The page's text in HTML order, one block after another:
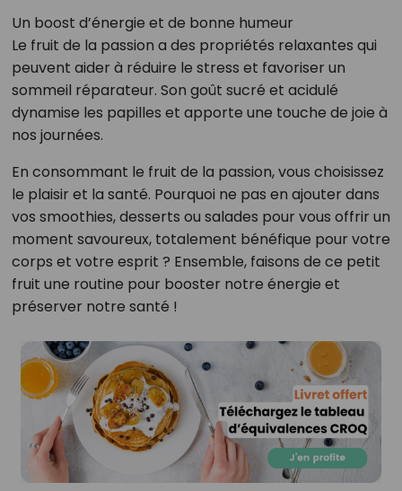
Un boost d’énergie et de bonne humeur
Le fruit de la passion a des propriétés relaxantes qui
peuvent aider à réduire le stress et favoriser un
sommeil réparateur. Son goût sucré et acidulé
dynamise les papilles et apporte une touche de joie à
nos journées.
En consommant le fruit de la passion, vous choisissez
le plaisir et la santé. Pourquoi ne pas en ajouter dans
vos smoothies, desserts ou salades pour vous offrir un
moment savoureux, totalement bénéfique pour votre
corps et votre esprit ? Ensemble, faisons de ce petit
fruit une routine pour booster notre énergie et
préserver notre santé !